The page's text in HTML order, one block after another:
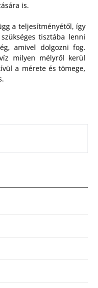
is.
a teljesítményétől, így
tisztába lenni
amivel dolgozni fog.
milyen mélyről kerül
a mérete és tömege,